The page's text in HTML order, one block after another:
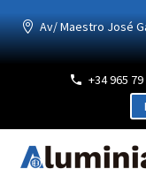
Av/ Maestro José
+34 965 79